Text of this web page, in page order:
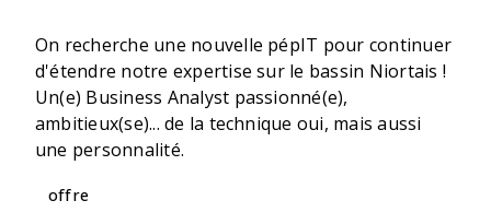
On recherche une nouvelle pépIT pour continuer
d'étendre notre expertise sur le bassin Niortais !
Un(e) Business Analyst passionné(e),
ambitieux(se)... de la technique oui, mais aussi
une personnalité.
offre